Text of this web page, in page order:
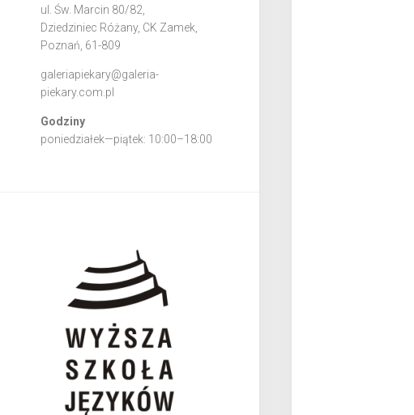
ul. Św. Marcin 80/82,
Dziedziniec Różany, CK Zamek,
Poznań, 61-809
galeriapiekary@galeria-
piekary.com.pl
Godziny
poniedziałek—piątek: 10:00–18:00